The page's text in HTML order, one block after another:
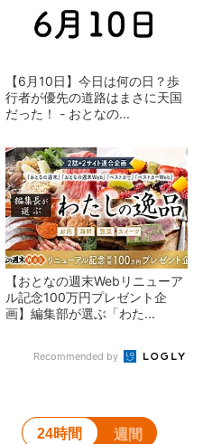
【6月10日】今日は何の日？歩
行者が優先の道路はまさに天国
だった！ - おとなの...
【おとなの週末Webリニューア
ル記念100万円プレゼント企
画】編集部が選ぶ「わた...
Recommended by
24時間 週間